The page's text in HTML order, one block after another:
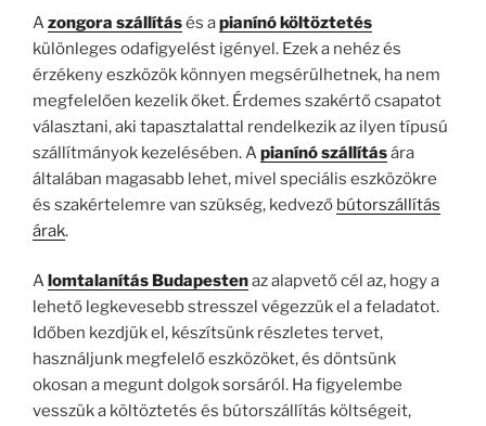
Azongora szállításés apianínó költöztetés
különleges odafigyelést igényel. Ezek a nehéz és
érzékeny eszközök könnyen megsérülhetnek, ha nem
megfelelően kezelik őket. Érdemes szakértő csapatot
választani, aki tapasztalattal rendelkezik az ilyen típusú
szállítmányok kezelésében. Apianínó szállítására
általában magasabb lehet, mivel speciális eszközökre
és szakértelemre van szükség, kedvező bútorszállítás
árak.
A lomtalanítás Budapestenaz alapvető cél az, hogy a
lehető legkevesebb stresszel végezzük el a feladatot.
Időben kezdjük el, készítsünk részletes tervet,
használjunk megfelelő eszközöket, és döntsünk
okosan a megunt dolgok sorsáról. Ha figyelembe
vesszük a költöztetés és bútorszállítás költségeit,